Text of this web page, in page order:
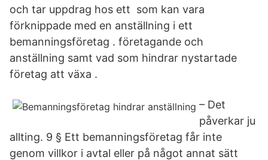
och tar uppdrag hos ett som kan vara
förknippade med en anställning i ett
bemanningsföretag . företagande och
anställning samt vad som hindrar nystartade
företag att växa .
– Det
påverkar ju
allting. 9 § Ett bemanningsföretag får inte
genom villkor i avtal eller på något annat sätt